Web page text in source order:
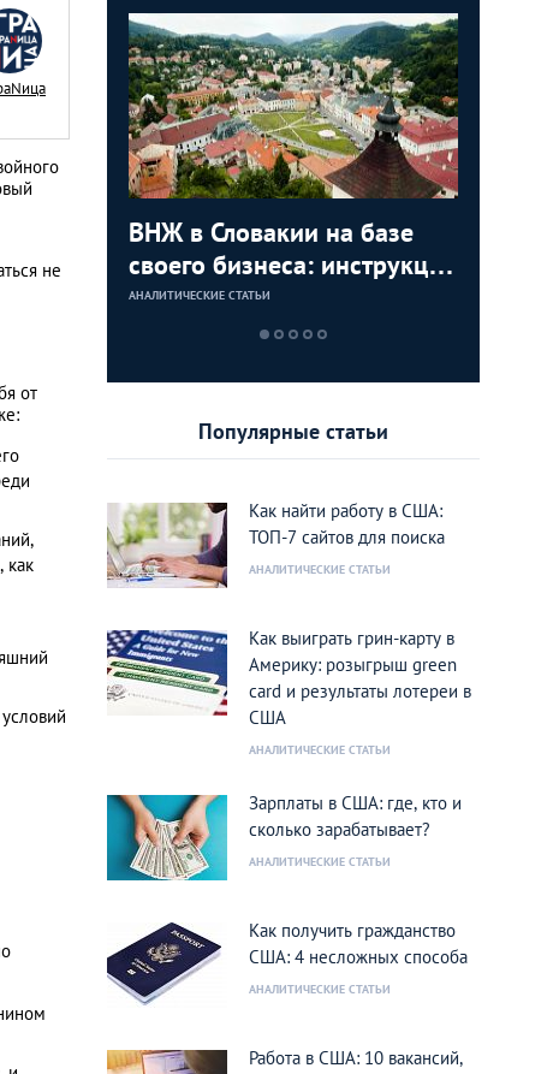
не
от
как
ВНЖ в Словакии на базе
своего бизнеса: инструкция
для граждан СНГ
АНАЛИТИЧЕСКИЕ СТАТЬИ
для
Популярные статьи
Как найти работу в США:
ТОП-7 сайтов для поиска
АНАЛИТИЧЕСКИЕ СТАТЬИ
Как выиграть грин-карту в
Америку: розыгрыш green
card и результаты лотереи в
США
АНАЛИТИЧЕСКИЕ СТАТЬИ
Зарплаты в США: где, кто и
сколько зарабатывает?
АНАЛИТИЧЕСКИЕ СТАТЬИ
Как получить гражданство
США: 4 несложных способа
АНАЛИТИЧЕСКИЕ СТАТЬИ
Работа в США: 10 вакансий,